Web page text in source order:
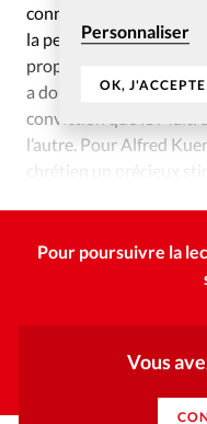
Personnaliser
OK,
connus sont la
la persécution des
prophètes.
a donné aux premiers
conviction que le Maître
l’autre. Pour Alfred
chrétien un précieux
Pour poursuivre la
Vous